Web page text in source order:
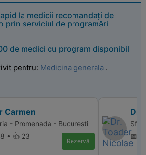
la medicii recomandați de
prin serviciul de programări
de medici cu program disponibil
pentru: Medicina generala .
Carmen
- Promenada - Bucuresti
• 👍 23
Rezervă
Dr.
📅